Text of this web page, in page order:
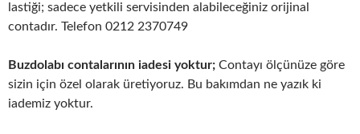
lastiği; sadece yetkili servisinden alabileceğiniz orijinal
contadır. Telefon 0212 2370749
Buzdolabı contalarının iadesi yoktur; Contayı ölçünüze göre
sizin için özel olarak üretiyoruz. Bu bakımdan ne yazık ki
iademiz yoktur.